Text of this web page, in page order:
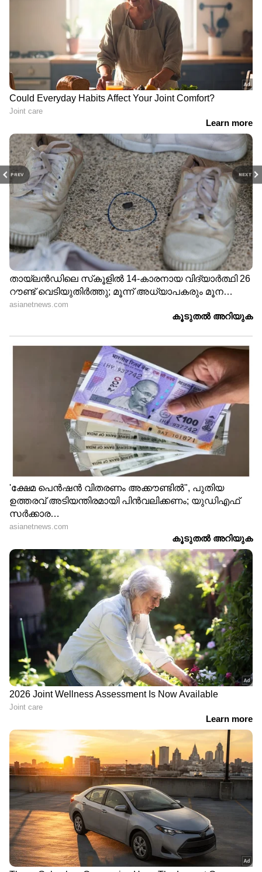
PREV NEXT
ഹൃദയാരോഗ്യത്തിന്
കഴിക്കേണ്ട 5 സൂപ്പർ
ഫുഡുകൾ ഇവയാണ്
നല്ല കൊളസ്ട്രോൾ കൂട്ടാൻ
ഈ 5 ഭക്ഷണങ്ങൾ
കഴിക്കൂ
LATEST VIDEOS
കുത്തിയിരിപ്പ് സമരം
അവസാനിപ്പിച്ച് ഷിജിന്റെ കുടുംബം,
നടത്തും
പത്തനംതിട്ടയിൽ പലയിടത്തും
വെള്ളക്കെട്ട് മാറിയിട്ടില്ല |
Pathanamthitta